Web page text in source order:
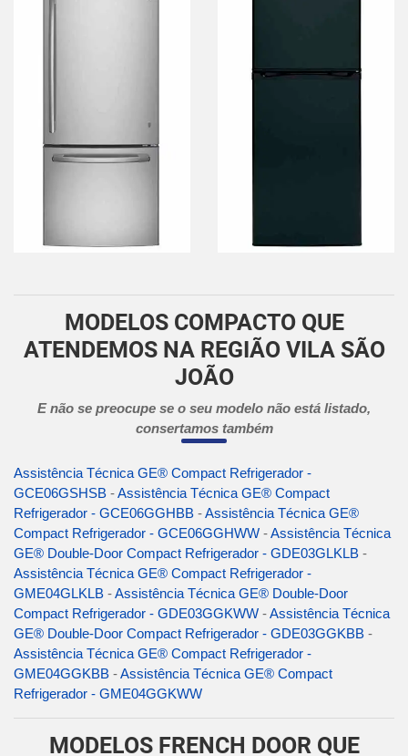
MODELOS COMPACTO QUE
ATENDEMOS NA REGIÃO VILA SÃO
JOÃO
E não se preocupe se o seu modelo não está listado,
consertamos também
Assistência Técnica GE® Compact Refrigerador -
GCE06GSHSB -Assistência Técnica GE® Compact
Refrigerador - GCE06GGHBB -Assistência Técnica GE®
Compact Refrigerador - GCE06GGHWW -Assistência Técnica
GE® Double-Door Compact Refrigerador - GDE03GLKLB -
Assistência Técnica GE® Compact Refrigerador -
GME04GLKLB -Assistência Técnica GE® Double-Door
Compact Refrigerador - GDE03GGKWW -Assistência Técnica
GE® Double-Door Compact Refrigerador - GDE03GGKBB -
Assistência Técnica GE® Compact Refrigerador -
GME04GGKBB -Assistência Técnica GE® Compact
Refrigerador - GME04GGKWW
MODELOS FRENCH DOOR QUE